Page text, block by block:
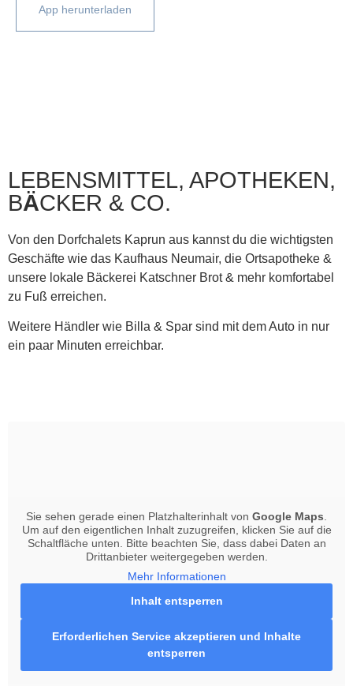
App herunterladen
LEBENSMITTEL, APOTHEKEN,
BÄCKER & CO.
Von den Dorfchalets Kaprun aus kannst du die wichtigsten
Geschäfte wie das Kaufhaus Neumair, die Ortsapotheke &
unsere lokale Bäckerei Katschner Brot & mehr komfortabel
zu Fuß erreichen.
Weitere Händler wie Billa & Spar sind mit dem Auto in nur
ein paar Minuten erreichbar.
Sie sehen gerade einen Platzhalterinhalt von Google Maps.
Um auf den eigentlichen Inhalt zuzugreifen, klicken Sie auf die
Schaltfläche unten. Bitte beachten Sie, dass dabei Daten an
Drittanbieter weitergegeben werden.
Mehr Informationen
Inhalt entsperren
Erforderlichen Service akzeptieren und Inhalte
entsperren